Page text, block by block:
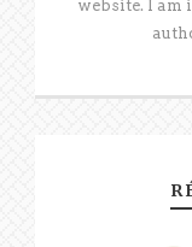
website. I am